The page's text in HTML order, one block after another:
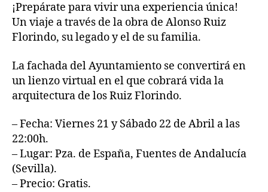
¡Prepárate para vivir una experiencia única!
Un viaje a través de la obra de Alonso Ruiz
Florindo, su legado y el de su familia.
La fachada del Ayuntamiento se convertirá en
un lienzo virtual en el que cobrará vida la
arquitectura de los Ruiz Florindo.
– Fecha: Viernes 21 y Sábado 22 de Abril a las
22:00h.
– Lugar: Pza. de España, Fuentes de Andalucía
(Sevilla).
– Precio: Gratis.